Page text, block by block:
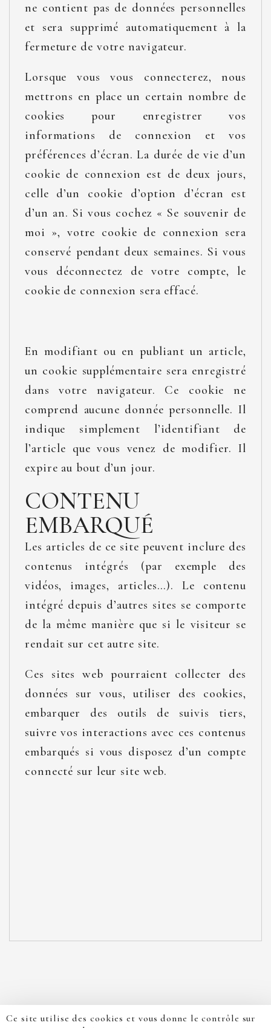
ne contient pas de données personnelles
et sera supprimé automatiquement à la
fermeture de votre navigateur.
Lorsque vous vous connecterez, nous
mettrons en place un certain nombre de
cookies pour enregistrer vos
informations de connexion et vos
préférences d’écran. La durée de vie d’un
cookie de connexion est de deux jours,
celle d’un cookie d’option d’écran est
d’un an. Si vous cochez « Se souvenir de
moi », votre cookie de connexion sera
conservé pendant deux semaines. Si vous
vous déconnectez de votre compte, le
cookie de connexion sera effacé.
En modifiant ou en publiant un article,
un cookie supplémentaire sera enregistré
dans votre navigateur. Ce cookie ne
comprend aucune donnée personnelle. Il
indique simplement l’identifiant de
l’article que vous venez de modifier. Il
expire au bout d’un jour.
CONTENU
EMBARQUÉ
Les articles de ce site peuvent inclure des
contenus intégrés (par exemple des
vidéos, images, articles…). Le contenu
intégré depuis d’autres sites se comporte
de la même manière que si le visiteur se
rendait sur cet autre site.
Ces sites web pourraient collecter des
données sur vous, utiliser des cookies,
embarquer des outils de suivis tiers,
suivre vos interactions avec ces contenus
embarqués si vous disposez d’un compte
connecté sur leur site web.
Ce site utilise des cookies et vous donne le contrôle sur